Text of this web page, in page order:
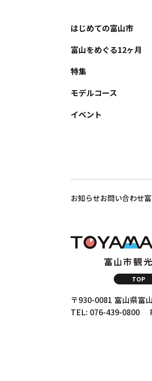
はじめての富山市
富山をめぐる12ヶ月
特集
モデルコース
イベント
お知らせお問い合わせ
TOP
〒930-0081 富山県富
TEL: 076-439-0800